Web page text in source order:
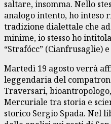
saltare, insomma. Nello
analogo intento, ho inteso
tradizione dialettale che
minime, io stesso ho
“Strafócc” (Cianfrusaglie)
Martedì 19 agosto verrà
leggendaria del
Traversari,
Mercuriale tra storia e
storico Sergio Spada. Nel